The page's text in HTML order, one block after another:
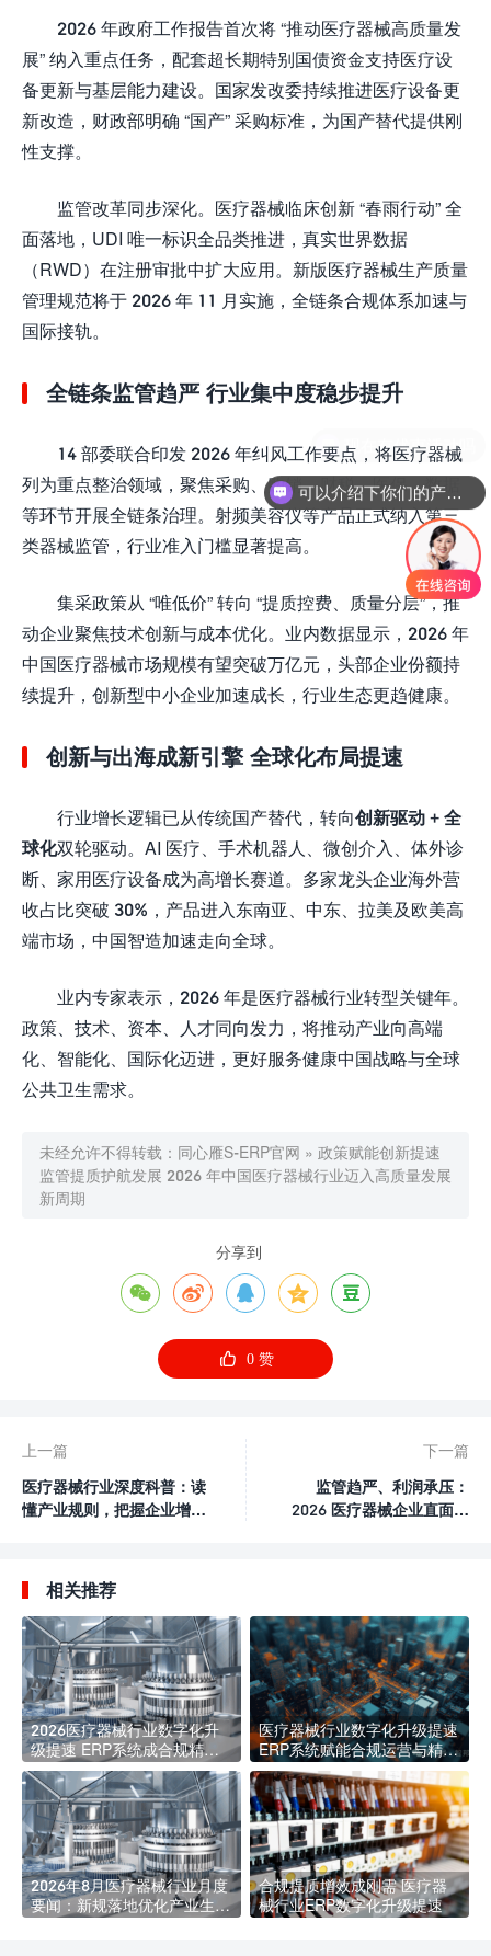
2026 年政府工作报告首次将 “推动医疗器械高质量发
展” 纳入重点任务，配套超长期特别国债资金支持医疗设
备更新与基层能力建设。国家发改委持续推进医疗设备更
新改造，财政部明确 “国产” 采购标准，为国产替代提供刚
性支撑。
监管改革同步深化。医疗器械临床创新 “春雨行动” 全
面落地，UDI 唯一标识全品类推进，真实世界数据
（RWD）在注册审批中扩大应用。新版医疗器械生产质量
管理规范将于 2026 年 11 月实施，全链条合规体系加速与
国际接轨。
全链条监管趋严 行业集中度稳步提升
14 部委联合印发 2026 年纠风工作要点，将医疗器械
列为重点整治领域，聚焦采购、购销、财税、医保、数据
等环节开展全链条治理。射频美容仪等产品正式纳入第三
类器械监管，行业准入门槛显著提高。
集采政策从 “唯低价” 转向 “提质控费、质量分层”，推
动企业聚焦技术创新与成本优化。业内数据显示，2026 年
中国医疗器械市场规模有望突破万亿元，头部企业份额持
续提升，创新型中小企业加速成长，行业生态更趋健康。
创新与出海成新引擎 全球化布局提速
行业增长逻辑已从传统国产替代，转向创新驱动 + 全
球化双轮驱动。AI 医疗、手术机器人、微创介入、体外诊
断、家用医疗设备成为高增长赛道。多家龙头企业海外营
收占比突破 30%，产品进入东南亚、中东、拉美及欧美高
端市场，中国智造加速走向全球。
业内专家表示，2026 年是医疗器械行业转型关键年。
政策、技术、资本、人才同向发力，将推动产业向高端
化、智能化、国际化迈进，更好服务健康中国战略与全球
公共卫生需求。
未经允许不得转载： 同心雁S-ERP官网 » 政策赋能创新提速
监管提质护航发展 2026 年中国医疗器械行业迈入高质量发展
新周期
分享到
    
 0赞
上一篇
医疗器械行业深度科普：读
懂产业规则，把握企业增长
下一篇
监管趋严、利润承压：
2026 医疗器械企业直面六
相关推荐
2026医疗器械行业数字化升
级提速 ERP系统成合规精益
管理核心标配
医疗器械行业数字化升级提速
ERP系统赋能合规运营与精益
发展
2026年8月医疗器械行业月度
要闻：新规落地优化产业生态
合规提质增效成刚需 医疗器
械行业ERP数字化升级提速
可以介绍下你们的产品么